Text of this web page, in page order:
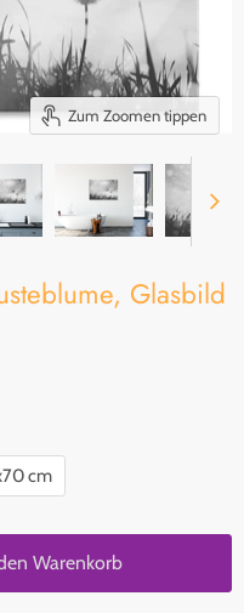
Zum Zoomen tippen
Glasbild
cm
Warenkorb